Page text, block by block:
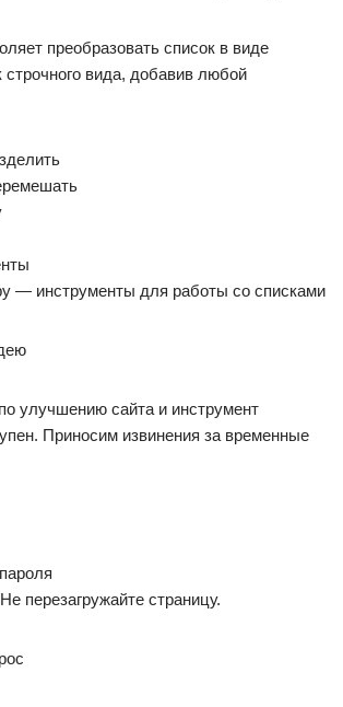
преобразовать список в виде
строчного вида, добавив любой
— инструменты для работы со списками
улучшению сайта и инструмент
Приносим извинения за временные
перезагружайте страницу.